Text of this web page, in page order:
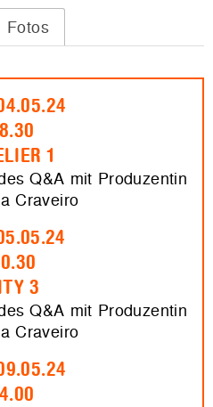
Fotos
1
Q&A mit Produzentin
Craveiro
3
Q&A mit Produzentin
Craveiro